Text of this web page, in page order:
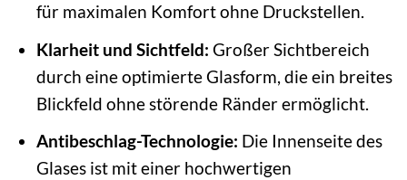
für maximalen Komfort ohne Druckstellen.
Klarheit und Sichtfeld: Großer Sichtbereich
durch eine optimierte Glasform, die ein breites
Blickfeld ohne störende Ränder ermöglicht.
Antibeschlag-Technologie: Die Innenseite des
Glases ist mit einer hochwertigen